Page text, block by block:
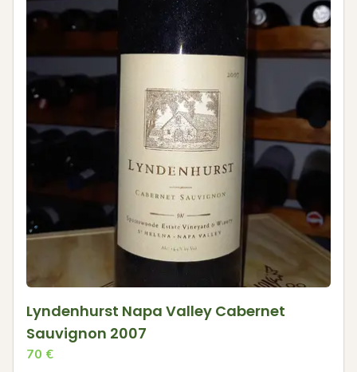
Lyndenhurst Napa Valley Cabernet
Sauvignon 2007
70 €